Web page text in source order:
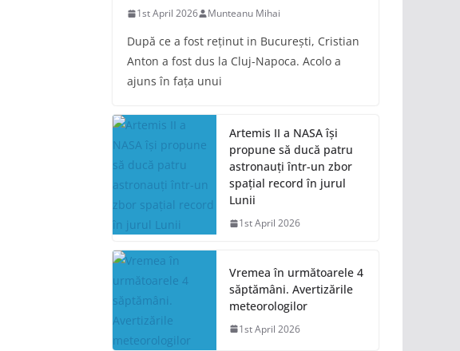
1st April 2026 Munteanu Mihai
După ce a fost reținut in București, Cristian
Anton a fost dus la Cluj-Napoca. Acolo a
ajuns în fața unui
Artemis II a NASA își
propune să ducă patru
astronauți într-un zbor
spațial record în jurul
Lunii
1st April 2026
Vremea în următoarele 4
săptămâni. Avertizările
meteorologilor
1st April 2026